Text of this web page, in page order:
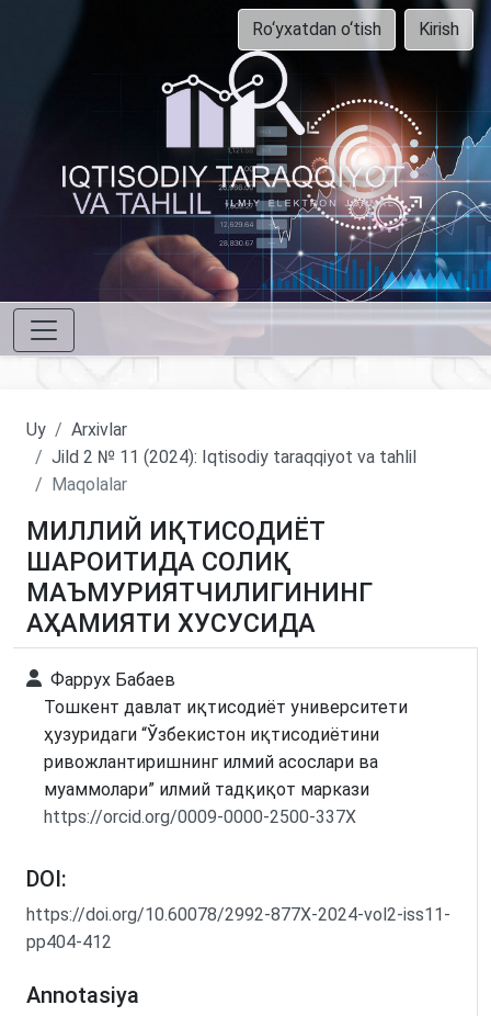
Ro‘yxatdan o‘tish Kirish
Uy
Arxivlar
Jild 2 № 11 (2024): Iqtisodiy taraqqiyot va tahlil
Maqolalar
МИЛЛИЙ ИҚТИСОДИЁТ
ШАРОИТИДА СОЛИҚ
МАЪМУРИЯТЧИЛИГИНИНГ
АҲАМИЯТИ ХУСУСИДА
Фаррух Бабаев
Тошкент давлат иқтисодиёт университети
ҳузуридаги “Ўзбекистон иқтисодиётини
ривожлантиришнинг илмий асослари ва
муаммолари” илмий тадқиқот маркази
https://orcid.org/0009-0000-2500-337X
DOI:
https://doi.org/10.60078/2992-877X-2024-vol2-iss11-
pp404-412
Annotasiya